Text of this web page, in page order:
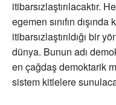
itibarsızlaştırılacaktır.
egemen sınıfın
itibarsızlaştırıldığı bir
dünya. Bunun adı
en çağdaş demoktarik
sistem kitlelere